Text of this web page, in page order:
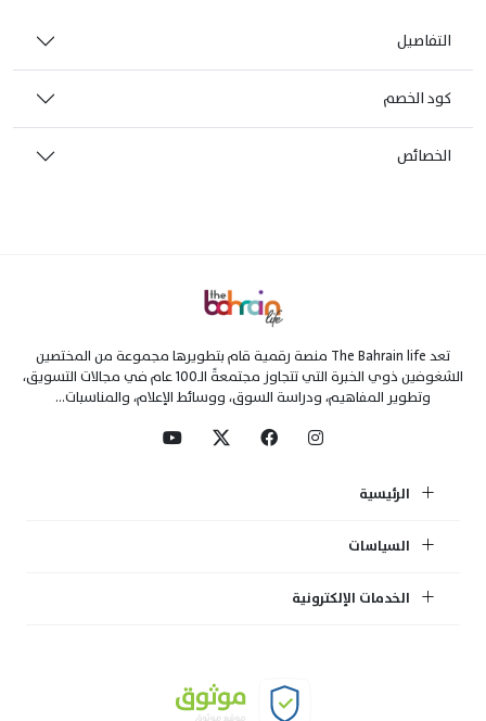
التفاصيل
كود الخصم
الخصائص
تعد The Bahrain life منصة رقمية قام بتطويرها مجموعة من المختصين
الشغوفين ذوي الخبرة التي تتجاوز مجتمعةً الـ100 عام في مجالات التسويق،
وتطوير المفاهيم، ودراسة السوق، ووسائط الإعلام، والمناسبات...
الرئيسية
السياسات
الخدمات الإلكترونية